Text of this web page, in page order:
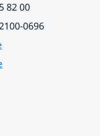
82 00
0696